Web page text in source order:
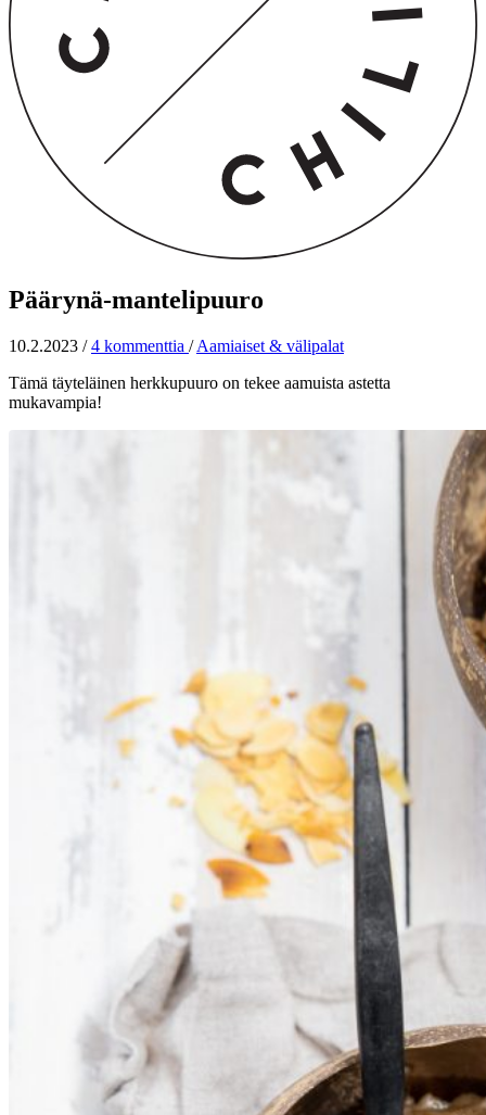
Päärynä-mantelipuuro
10.2.2023 / 4 kommenttia / Aamiaiset & välipalat
Tämä täyteläinen herkkupuuro on tekee aamuista astetta
mukavampia!